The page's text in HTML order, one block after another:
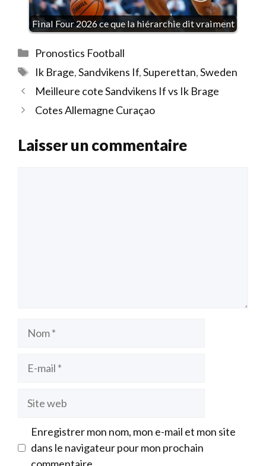
Final Four 2026 ce que la hiérarchie dit vraiment
Catégories
Pronostics Football
Étiquettes
Ik Brage,Sandvikens If,Superettan,Sweden
Meilleure cote Sandvikens If vs Ik Brage
Cotes Allemagne Curaçao
Laisser un commentaire
mail
web
Enregistrer mon nom, mon e-mail et mon site
dans le navigateur pour mon prochain
commentaire.